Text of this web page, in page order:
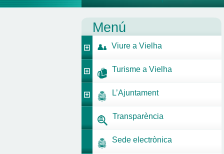
Menú
Viure a Vielha
Turisme a Vielha
L’Ajuntament
Transparència
Sede electrònica